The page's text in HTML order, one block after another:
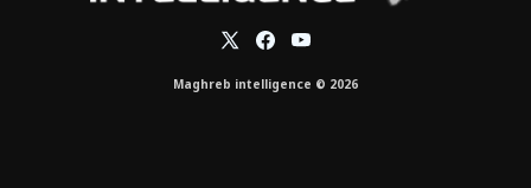
Maghreb intelligence © 2026